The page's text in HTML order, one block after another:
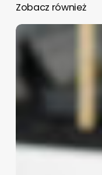
Zobacz również